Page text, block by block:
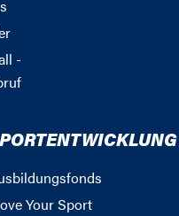
-
Your Sport